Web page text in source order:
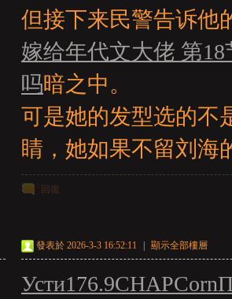
但接下来民警告诉他
嫁给年代文大佬 第18
吗暗之中。
可是她的发型选的不
睛，她如果不留刘海
回復
發表於 2026-3-3 16:52:11 顯示全部樓層
Усти176.9CHAPCorn